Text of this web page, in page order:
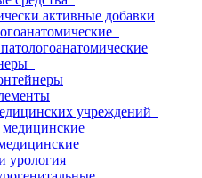
активные добавки
учреждений
урология